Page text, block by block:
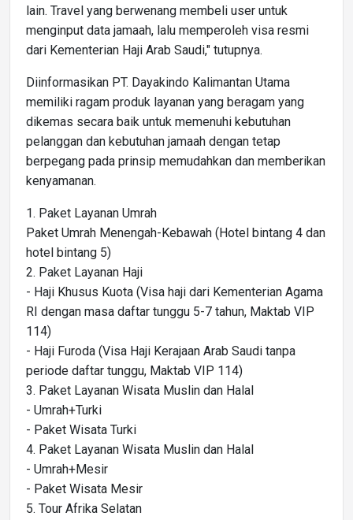
lain. Travel yang berwenang membeli user untuk
menginput data jamaah, lalu memperoleh visa resmi
dari Kementerian Haji Arab Saudi," tutupnya.
Diinformasikan PT. Dayakindo Kalimantan Utama
memiliki ragam produk layanan yang beragam yang
dikemas secara baik untuk memenuhi kebutuhan
pelanggan dan kebutuhan jamaah dengan tetap
berpegang pada prinsip memudahkan dan memberikan
kenyamanan.
1.⁠ ⁠Paket Layanan Umrah
Paket Umrah Menengah-Kebawah (Hotel bintang 4 dan
hotel bintang 5)
2.⁠ ⁠Paket Layanan Haji
- Haji Khusus Kuota (Visa haji dari Kementerian Agama
RI dengan masa daftar tunggu 5-7 tahun, Maktab VIP
114)
- Haji Furoda (Visa Haji Kerajaan Arab Saudi tanpa
periode daftar tunggu, Maktab VIP 114)
3.⁠ ⁠Paket Layanan Wisata Muslin dan Halal
- Umrah+Turki
- Paket Wisata Turki
4.⁠ ⁠Paket Layanan Wisata Muslin dan Halal
- Umrah+Mesir
- Paket Wisata Mesir
5.⁠ ⁠Tour Afrika Selatan